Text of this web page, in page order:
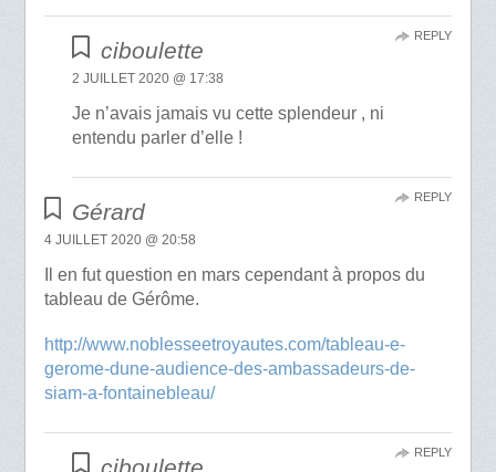
ciboulette
2 JUILLET 2020 @ 17:38
Je n’avais jamais vu cette splendeur , ni
entendu parler d’elle !
REPLY
Gérard
4 JUILLET 2020 @ 20:58
Il en fut question en mars cependant à propos du
tableau de Gérôme.
http://www.noblesseetroyautes.com/tableau-e-
gerome-dune-audience-des-ambassadeurs-de-
siam-a-fontainebleau/
REPLY
ciboulette
REPLY